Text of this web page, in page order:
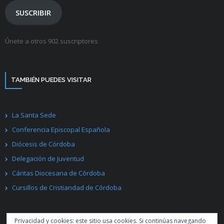
electrónico
SUSCRIBIR
Únete a otros 902 suscriptores
TAMBIÉN PUEDES VISITAR
La Santa Sede
Conferencia Episcopal Española
Diócesis de Córdoba
Delegación de Juventud
Cáritas Diocesana de Córdoba
Cursillos de Cristiandad de Córdoba
Privacidad y cookies: este sitio usa cookies. Si continúas navegando